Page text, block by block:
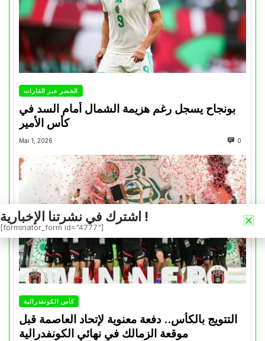
الخضر عبر القارات
بونجاح يسجل رغم هزيمة الشمال أمام السد في
كأس الأمير
Mai 1, 2026 0
كأس الكونفدرالية
التتويج بالكأس.. دفعة معنوية لإتحاد العاصمة قبل
موقعة الزمالك في نهائي الكونفدرالية
اشترك في نشرتنا الإخبارية !
[forminator_form id="4777"]